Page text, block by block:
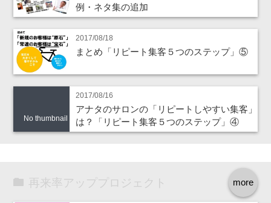
例・ネタ集の追加
2017/08/18
まとめ「リピート集客５つのステップ」⑤
No thumbnail
2017/08/16
アナタのサロンの「リピートしやすい集客」
は？「リピート集客５つのステップ」④
more
再来率アッププロジェクト